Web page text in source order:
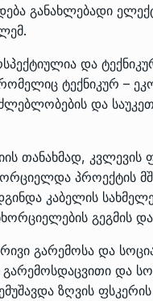
განახლებადი
და
ტექნიკურ –
და
თანახმად, კვლევის
პროექტის
კაბელის
გეგმის
გარემოსა და
და
ზღვის